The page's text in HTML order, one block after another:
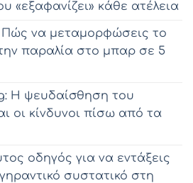
«εξαφανίζει» κάθε ατέλεια
Πώς να μεταμορφώσεις το
παραλία στο μπαρ σε 5
Η ψευδαίσθηση του
οι κίνδυνοι πίσω από τα
οδηγός για να εντάξεις
συστατικό στη